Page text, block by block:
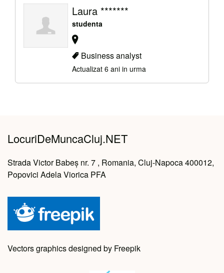
Laura *******
studenta
Business analyst
Actualizat 6 ani in urma
LocuriDeMuncaCluj.NET
Strada Victor Babeș nr. 7 , Romania, Cluj-Napoca 400012,
Popovici Adela Viorica PFA
Vectors graphics designed by Freepik